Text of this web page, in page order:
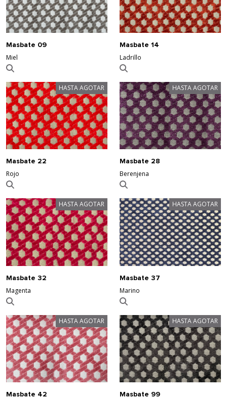
Masbate 09
Miel
Masbate 14
Ladrillo
HASTA AGOTAR
Masbate 22
Rojo
HASTA AGOTAR
Masbate 28
Berenjena
HASTA AGOTAR
Masbate 32
Magenta
HASTA AGOTAR
Masbate 37
Marino
HASTA AGOTAR
Masbate 42
HASTA AGOTAR
Masbate 99